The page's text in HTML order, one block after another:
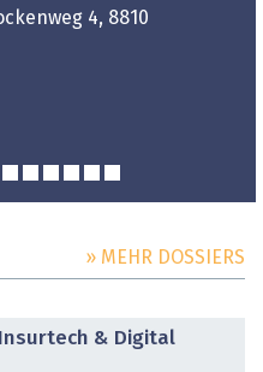
4, 8810
» MEHR DOSSIERS
& Digital